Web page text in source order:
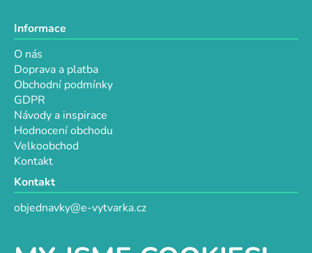
Informace
O nás
Doprava a platba
Obchodní podmínky
GDPR
Návody a inspirace
Hodnocení obchodu
Velkoobchod
Kontakt
Kontakt
objednavky@e-vytvarka.cz